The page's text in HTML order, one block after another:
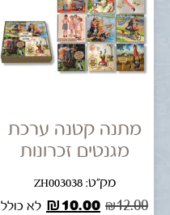
מתנה קטנה ערכת
מגנטים זכרונות
מק"ט: ZH003038
₪12.00
₪10.00
לא כולל